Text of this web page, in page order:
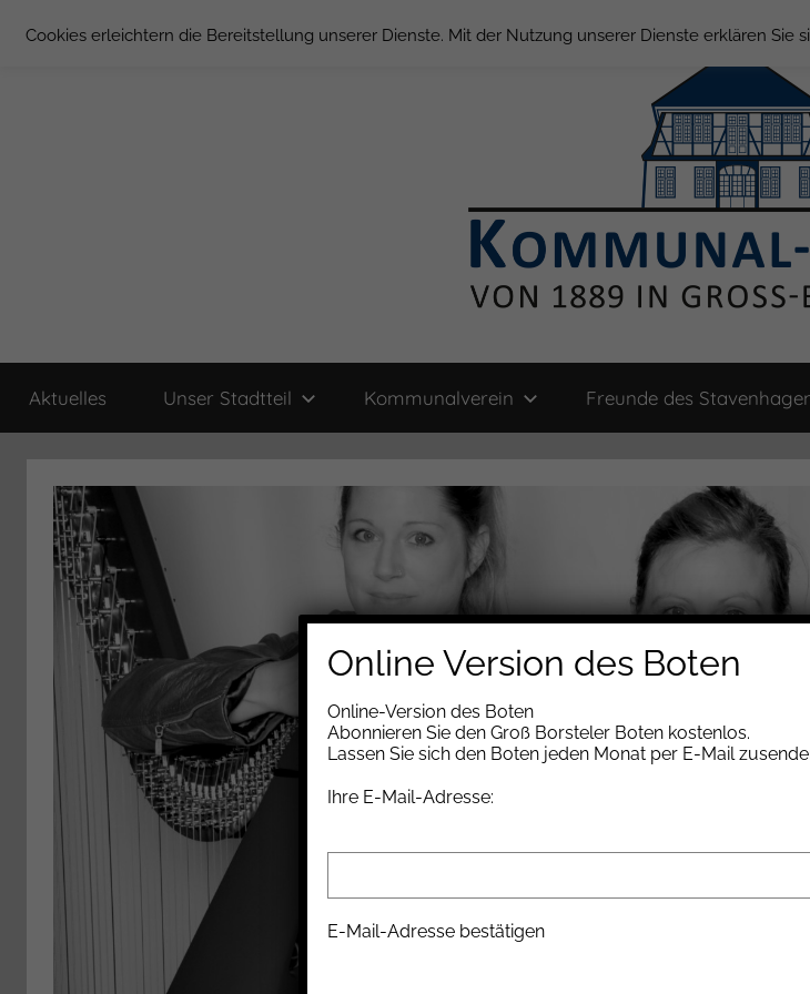
Inhalt
Groß
Borstel
Verein
von
Aktuelles Unser Stadtteil Kommunalverein Freunde des
Cookies erleichtern die Bereitstellung unserer Dienste. Mit der Nutzung unserer Dienste erklären Sie
Online Version des Boten
Online-Version des Boten
Abonnieren Sie den Groß Borsteler Boten kostenlos.
Lassen Sie sich den Boten jeden Monat per E-Mail
Ihre E-Mail-Adresse:
E-Mail-Adresse bestätigen